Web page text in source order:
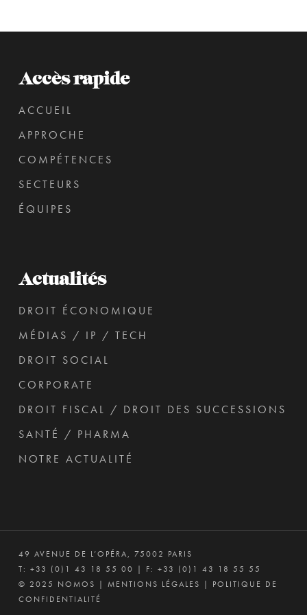
Accès rapide
ACCUEIL
APPROCHE
COMPÉTENCES
SECTEURS
ÉQUIPES
Actualités
DROIT ÉCONOMIQUE
MÉDIAS / IP / TECH
DROIT SOCIAL
CORPORATE
DROIT FISCAL / DROIT DES SUCCESSIONS
SANTÉ / PHARMA
NOTRE ACTUALITÉ
49 AVENUE DE L’OPÉRA, 75002 PARIS
T: +33 (0)1 43 18 55 00 | F: +33 (0)1 43 18 55 55
© 2025 NOMOS | MENTIONS LÉGALES | POLITIQUE DE
CONFIDENTIALITÉ